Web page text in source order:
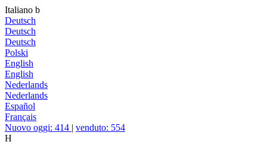
Italiano b
Deutsch
Deutsch
Deutsch
Polski
English
English
Nederlands
Nederlands
Español
Français
Nuovo oggi: 414 | venduto: 554
H